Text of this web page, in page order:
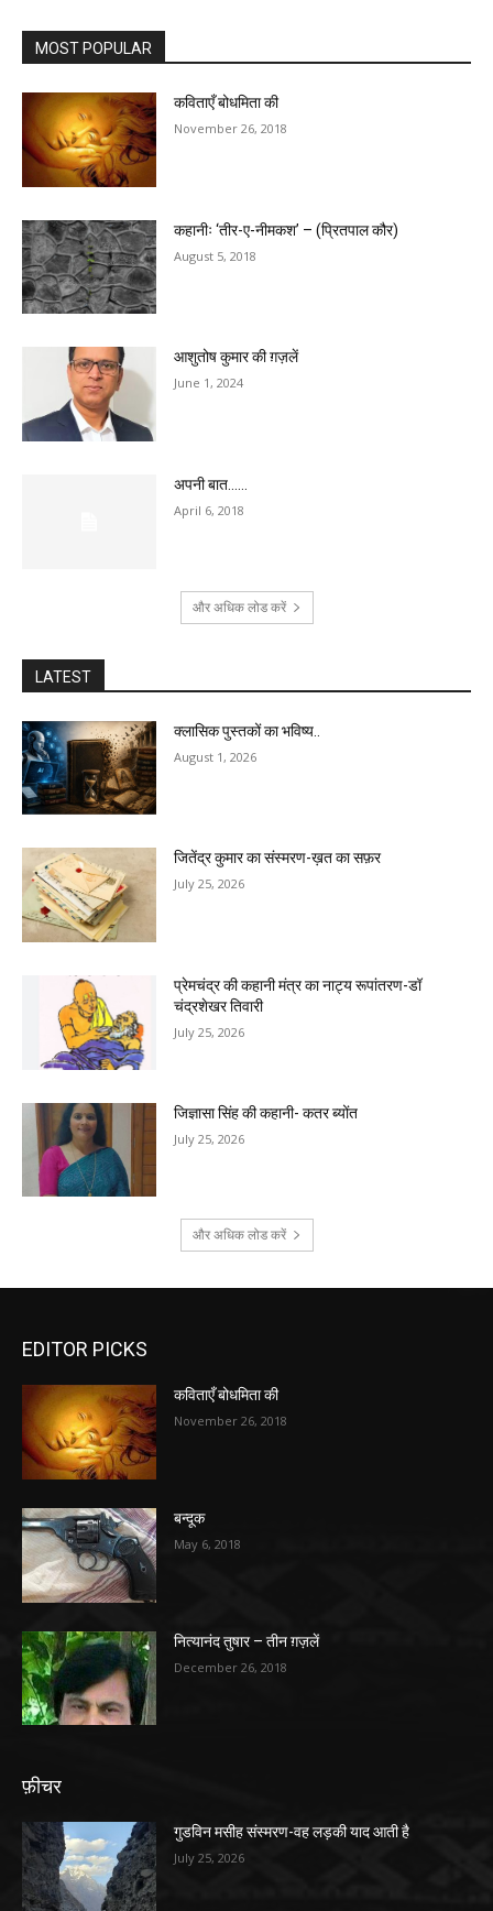
MOST POPULAR
कविताएँ बोधमिता की
November 26, 2018
कहानीः ‘तीर-ए-नीमकश’ – (प्रितपाल कौर)
August 5, 2018
आशुतोष कुमार की ग़ज़लें
June 1, 2024
अपनी बात……
April 6, 2018
और अधिक लोड करें
LATEST
क्लासिक पुस्तकों का भविष्य..
August 1, 2026
जितेंद्र कुमार का संस्मरण-ख़त का सफ़र
July 25, 2026
प्रेमचंद्र की कहानी मंत्र का नाट्य रूपांतरण-डॉ
चंद्रशेखर तिवारी
July 25, 2026
जिज्ञासा सिंह की कहानी- कतर ब्योंत
July 25, 2026
और अधिक लोड करें
EDITOR PICKS
कविताएँ बोधमिता की
November 26, 2018
बन्दूक
May 6, 2018
नित्यानंद तुषार – तीन ग़ज़लें
December 26, 2018
फ़ीचर
गुडविन मसीह संस्मरण-वह लड़की याद आती है
July 25, 2026